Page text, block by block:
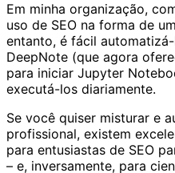
Em minha organização,
uso de SEO na forma de
entanto, é fácil
DeepNote (que agora
para iniciar Jupyter
executá-los diariamente.
Se você quiser misturar e
profissional, existem
para entusiastas de SEO
– e, inversamente, para